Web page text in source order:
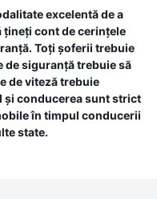
excelentă de a
țineți cont de cerințele
Toți șoferii trebuie
de siguranță trebuie să
de viteză trebuie
și conducerea sunt strict
în timpul conducerii
state.